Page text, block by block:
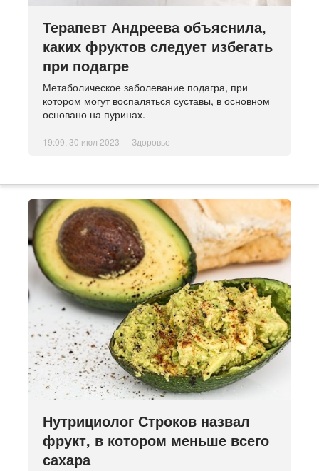
Терапевт Андреева объяснила,
каких фруктов следует избегать
при подагре
Метаболическое заболевание подагра, при
котором могут воспаляться суставы, в основном
основано на пуринах.
19:09, 30 июл 2023 Здоровье
Нутрициолог Строков назвал
фрукт, в котором меньше всего
сахара